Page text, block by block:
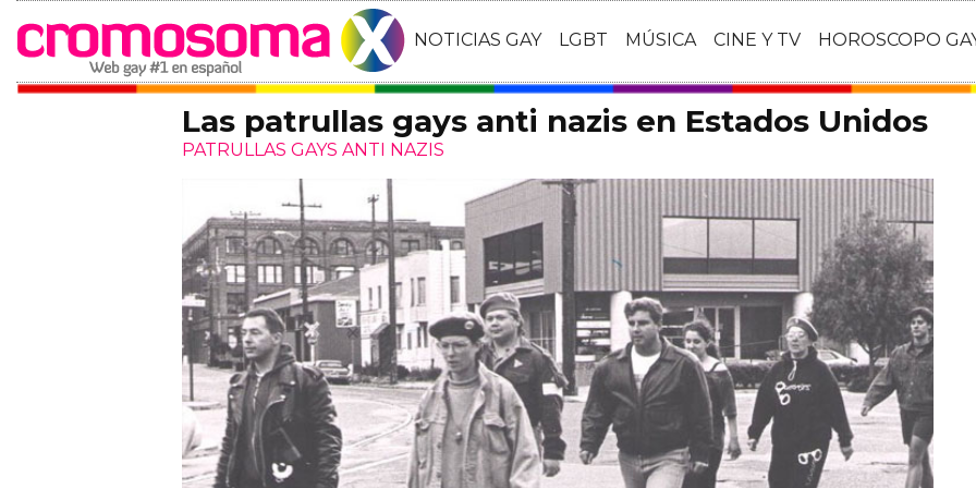
NOTICIAS GAY LGBT MÚSICA CINE Y TV HOROSCOPO
Las patrullas gays anti nazis en Estados Unidos
PATRULLAS GAYS ANTI NAZIS